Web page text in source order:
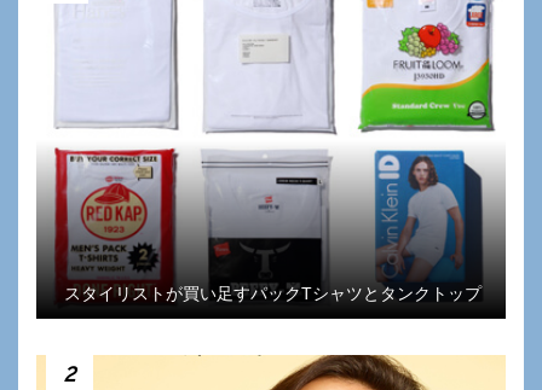
スタイリストが買い足すパックTシャツとタンクトップ
2